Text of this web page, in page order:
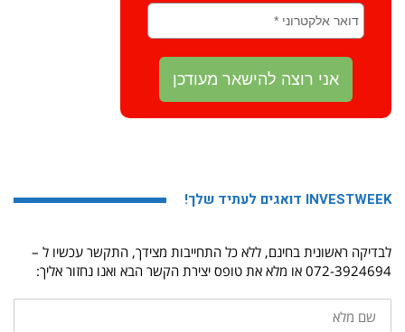
INVESTWEEK דואגים לעתיד שלך!
לבדיקה ראשונית בחינם, ללא כל התחייבות מצידך, התקשר עכשיו ל –
072-3924694 או מלא את טופס יצירת הקשר הבא ואנו נחזור אליך:
שם
מלא